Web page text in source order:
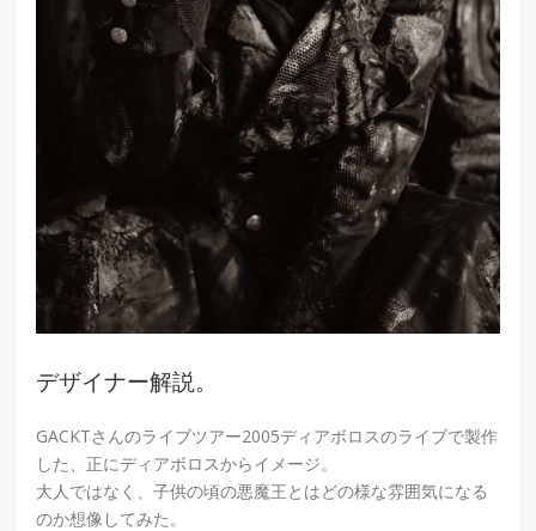
デザイナー解説。
GACKTさんのライブツアー2005ディアボロスのライブで製作
した、正にディアボロスからイメージ。
大人ではなく、子供の頃の悪魔王とはどの様な雰囲気になる
のか想像してみた。